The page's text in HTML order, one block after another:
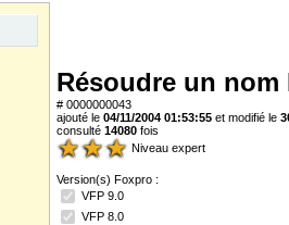
Résoudre un nom
# 0000000043
ajouté le 04/11/2004 01:53:55 et modifié le
consulté 14080 fois
Niveau expert
Version(s) Foxpro :
VFP 9.0
VFP 8.0